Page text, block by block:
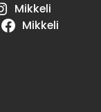
Mikkeli
Mikkeli